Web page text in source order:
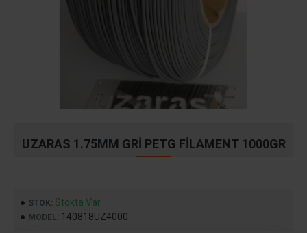
UZARAS 1.75MM GRI PETG FILAMENT 1000GR
STOK: Stokta Var
MODEL: 140818UZ4000